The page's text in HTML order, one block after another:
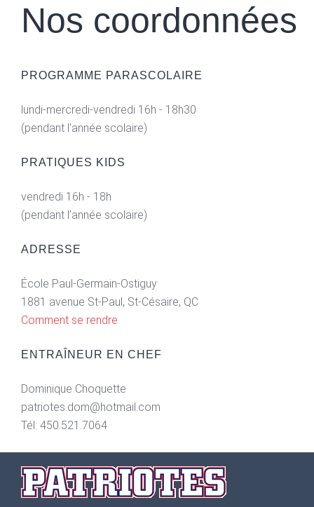
Nos coordonnées
PROGRAMME PARASCOLAIRE
lundi-mercredi-vendredi 16h - 18h30
(pendant l'année scolaire)
PRATIQUES KIDS
vendredi 16h - 18h
(pendant l'année scolaire)
ADRESSE
École Paul-Germain-Ostiguy
1881 avenue St-Paul, St-Césaire, QC
Comment se rendre
ENTRAÎNEUR EN CHEF
Dominique Choquette
patriotes.dom@hotmail.com
Tél: 450.521.7064